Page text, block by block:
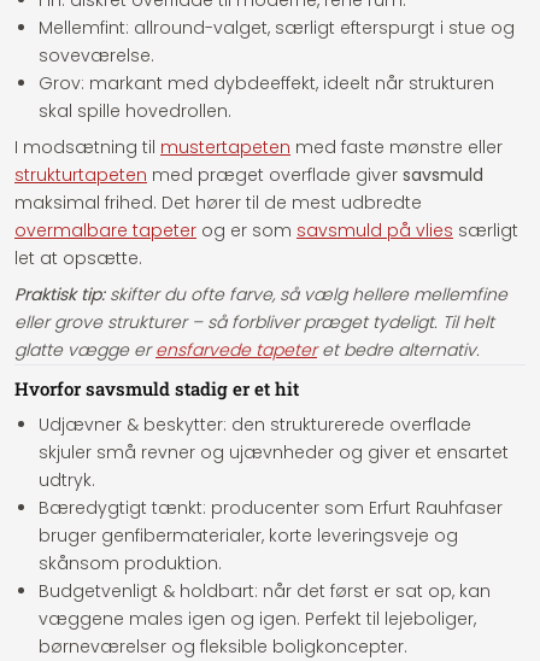
Mellemfint: allround-valget, særligt efterspurgt i stue og
soveværelse.
Grov: markant med dybdeeffekt, ideelt når strukturen
skal spille hovedrollen.
I modsætning til mustertapeten med faste mønstre eller
strukturtapeten med præget overflade giver savsmuld
maksimal frihed. Det hører til de mest udbredte
overmalbare tapeter og er som savsmuld på vlies særligt
let at opsætte.
Praktisk tip:skifter du ofte farve, så vælg hellere mellemfine
eller grove strukturer – så forbliver præget tydeligt. Til helt
glatte vægge erensfarvede tapeteret bedre alternativ.
Hvorfor savsmuld stadig er et hit
Udjævner & beskytter: den strukturerede overflade
skjuler små revner og ujævnheder og giver et ensartet
udtryk.
Bæredygtigt tænkt: producenter som Erfurt Rauhfaser
bruger genfibermaterialer, korte leveringsveje og
skånsom produktion.
Budgetvenligt & holdbart: når det først er sat op, kan
væggene males igen og igen. Perfekt til lejeboliger,
børneværelser og fleksible boligkoncepter.